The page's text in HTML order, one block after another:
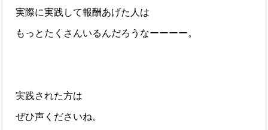
実際に実践して報酬あげた人は
もっとたくさんいるんだろうなーーーー。
実践された方は
ぜひ声くださいね。